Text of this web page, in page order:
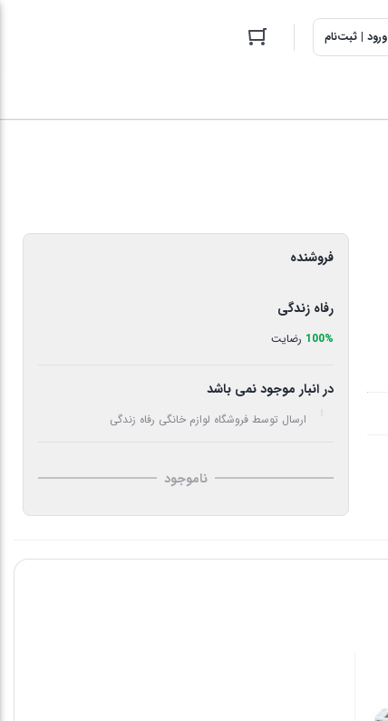
ورود | ثبت‌نام
فروشنده
رفاه زندگی
100% رضایت
در انبار موجود نمی باشد
ارسال توسط فروشگاه لوازم خانگی رفاه زندگی
ناموجود